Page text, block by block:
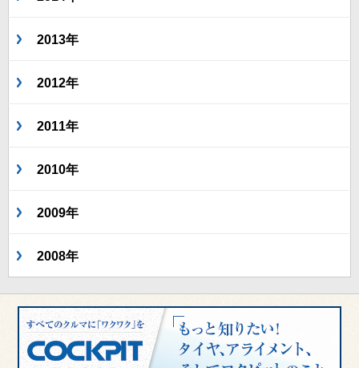
2013年
2012年
2011年
2010年
2009年
2008年